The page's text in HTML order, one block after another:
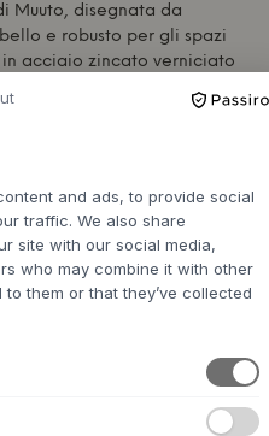
Muuto, disegnata da
bello e robusto per gli spazi
acciaio zincato verniciato
una maggiore durata. Le
incrociate
moderna e
diversi. Piccoli
assicurano inoltre un
che la rendono
esterna coerente ed
al relax e alla
and ads, to provide social
traffic. We also share
site with our social media,
who may combine it with other
them or that they’ve collected